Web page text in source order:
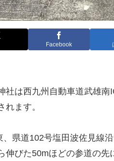
Facebook
社は西九州自動車道武雄
れます。
、県道102号塩田波佐見線
伸びた50mほどの参道の